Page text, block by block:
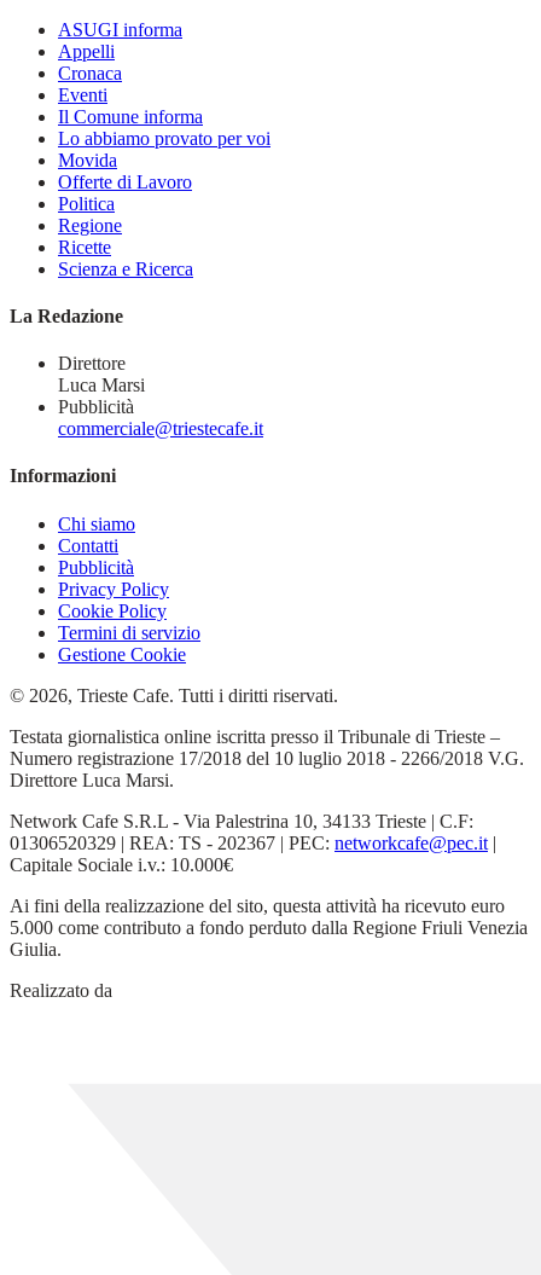
ASUGI informa
Appelli
Cronaca
Eventi
Il Comune informa
Lo abbiamo provato per voi
Movida
Offerte di Lavoro
Politica
Regione
Ricette
Scienza e Ricerca
La Redazione
Direttore
Luca Marsi
Pubblicità
commerciale@triestecafe.it
Informazioni
Chi siamo
Contatti
Pubblicità
Privacy Policy
Cookie Policy
Termini di servizio
Gestione Cookie
© 2026, Trieste Cafe. Tutti i diritti riservati.
Testata giornalistica online iscritta presso il Tribunale di Trieste –
Numero registrazione 17/2018 del 10 luglio 2018 - 2266/2018 V.G.
Direttore Luca Marsi.
Network Cafe S.R.L - Via Palestrina 10, 34133 Trieste | C.F:
01306520329 | REA: TS - 202367 | PEC: networkcafe@pec.it |
Capitale Sociale i.v.: 10.000€
Ai fini della realizzazione del sito, questa attività ha ricevuto euro
5.000 come contributo a fondo perduto dalla Regione Friuli Venezia
Giulia.
Realizzato da